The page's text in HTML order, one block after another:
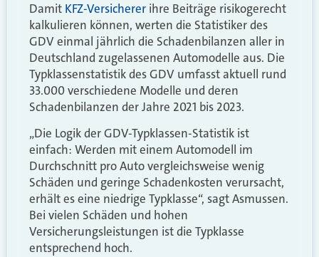
Damit KFZ-Versicherer ihre Beiträge risikogerecht
kalkulieren können, werten die Statistiker des
GDV einmal jährlich die Schadenbilanzen aller in
Deutschland zugelassenen Automodelle aus. Die
Typklassenstatistik des GDV umfasst aktuell rund
33.000 verschiedene Modelle und deren
Schadenbilanzen der Jahre 2021 bis 2023.
„Die Logik der GDV-Typklassen-Statistik ist
einfach: Werden mit einem Automodell im
Durchschnitt pro Auto vergleichsweise wenig
Schäden und geringe Schadenkosten verursacht,
erhält es eine niedrige Typklasse“, sagt Asmussen.
Bei vielen Schäden und hohen
Versicherungsleistungen ist die Typklasse
entsprechend hoch.